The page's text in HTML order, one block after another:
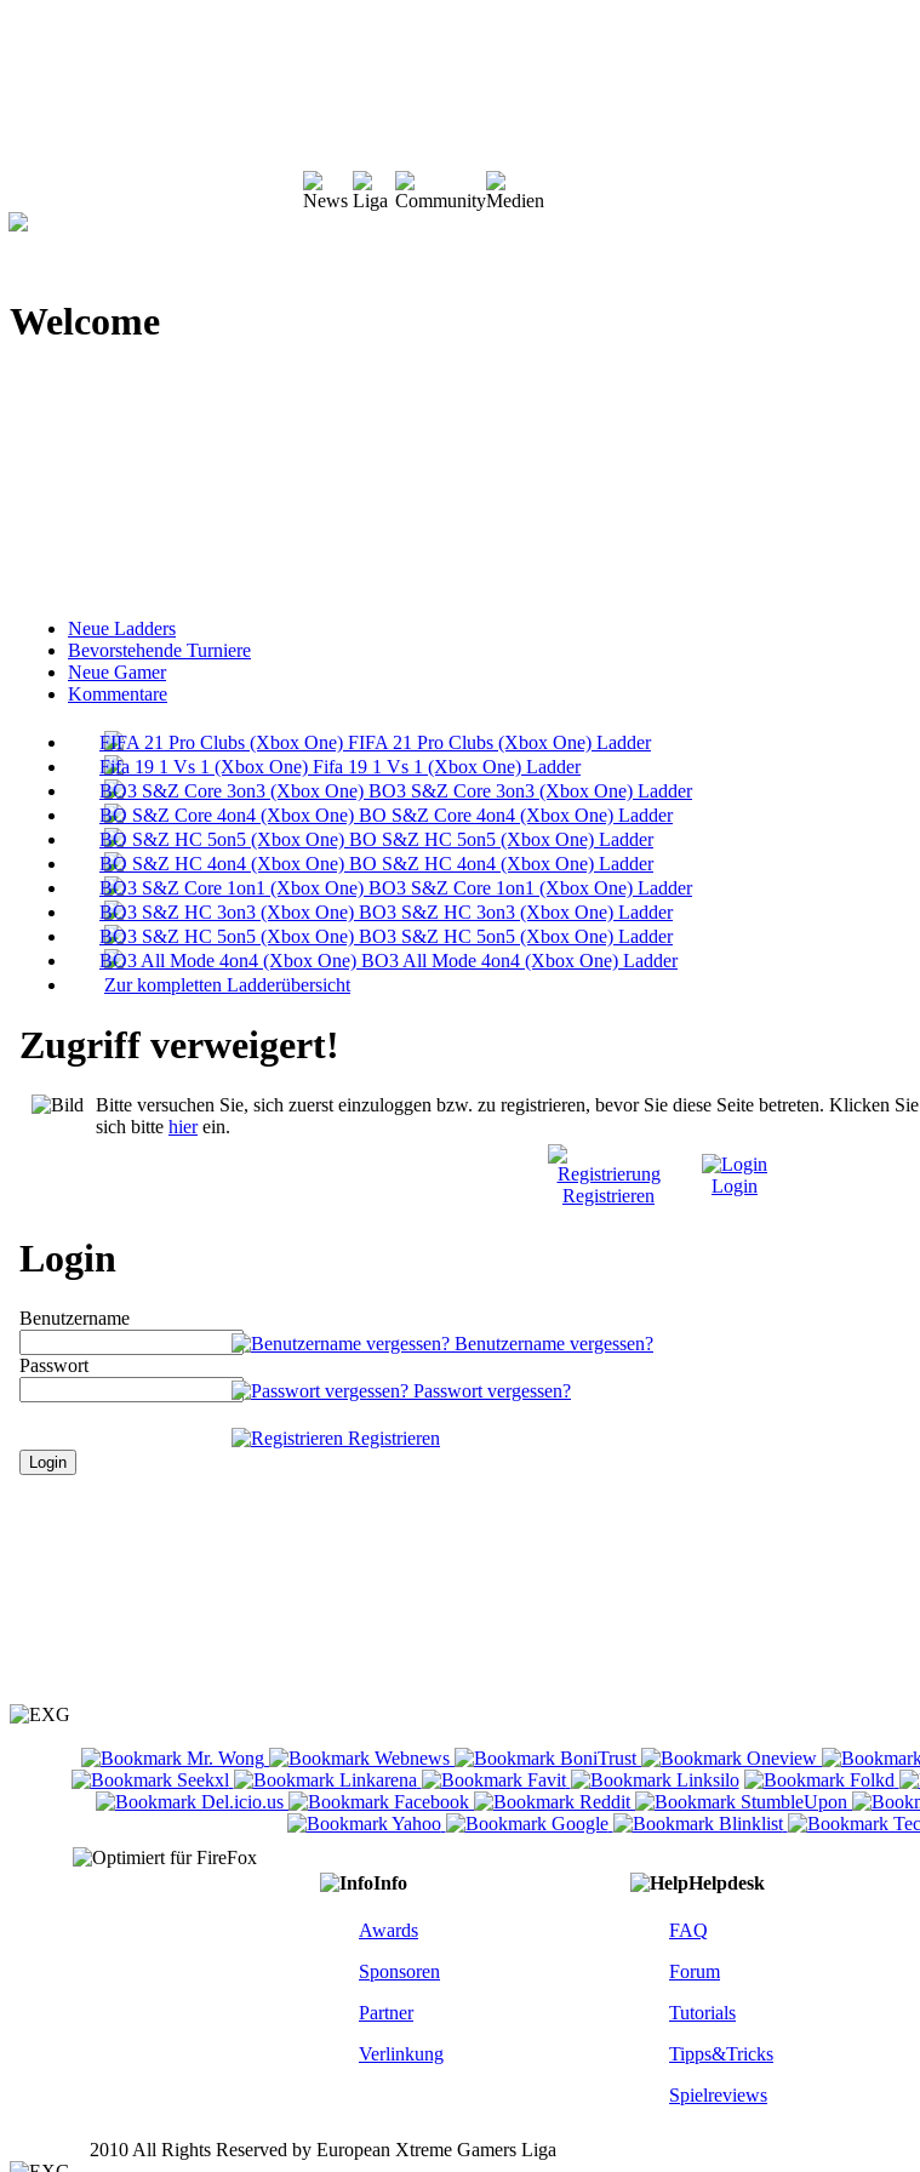
Welcome
Neue Ladders
Bevorstehende Turniere
Neue Gamer
Kommentare
FIFA 21 Pro Clubs (Xbox One) Ladder
Fifa 19 1 Vs 1 (Xbox One) Ladder
BO3 S&Z Core 3on3 (Xbox One) Ladder
BO S&Z Core 4on4 (Xbox One) Ladder
BO S&Z HC 5on5 (Xbox One) Ladder
BO S&Z HC 4on4 (Xbox One) Ladder
BO3 S&Z Core 1on1 (Xbox One) Ladder
BO3 S&Z HC 3on3 (Xbox One) Ladder
BO3 S&Z HC 5on5 (Xbox One) Ladder
BO3 All Mode 4on4 (Xbox One) Ladder
Zur kompletten Ladderübersicht
Zugriff verweigert!
Bitte versuchen Sie, sich zuerst einzuloggen bzw. zu registrieren, bevor Sie diese Seite betreten. Klicken Sie
sich bitte hierein.
Registrieren Login
Login
Benutzername
Benutzername vergessen?
Passwort
Passwort vergessen?
Registrieren
Info
Awards
Sponsoren
Partner
Verlinkung
Helpdesk
FAQ
Forum
Tutorials
Tipps&Tricks
Spielreviews
2010 All Rights Reserved by European Xtreme Gamers Liga